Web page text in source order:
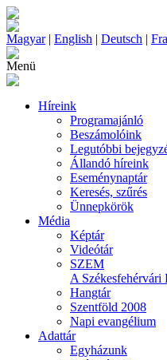
Magyar| English | Deutsch |
Menü
Híreink
Programajánló
Beszámolóink
Legutóbbi
Állandó híreink
Eseménynaptár
Keresés, szűrés
Ünnepkörök
Média
Képtár
Videótár
SZEM
A Székesfehérvári
Hangtár
Szentföld 2008
Napi evangélium
Adattár
Egyházunk